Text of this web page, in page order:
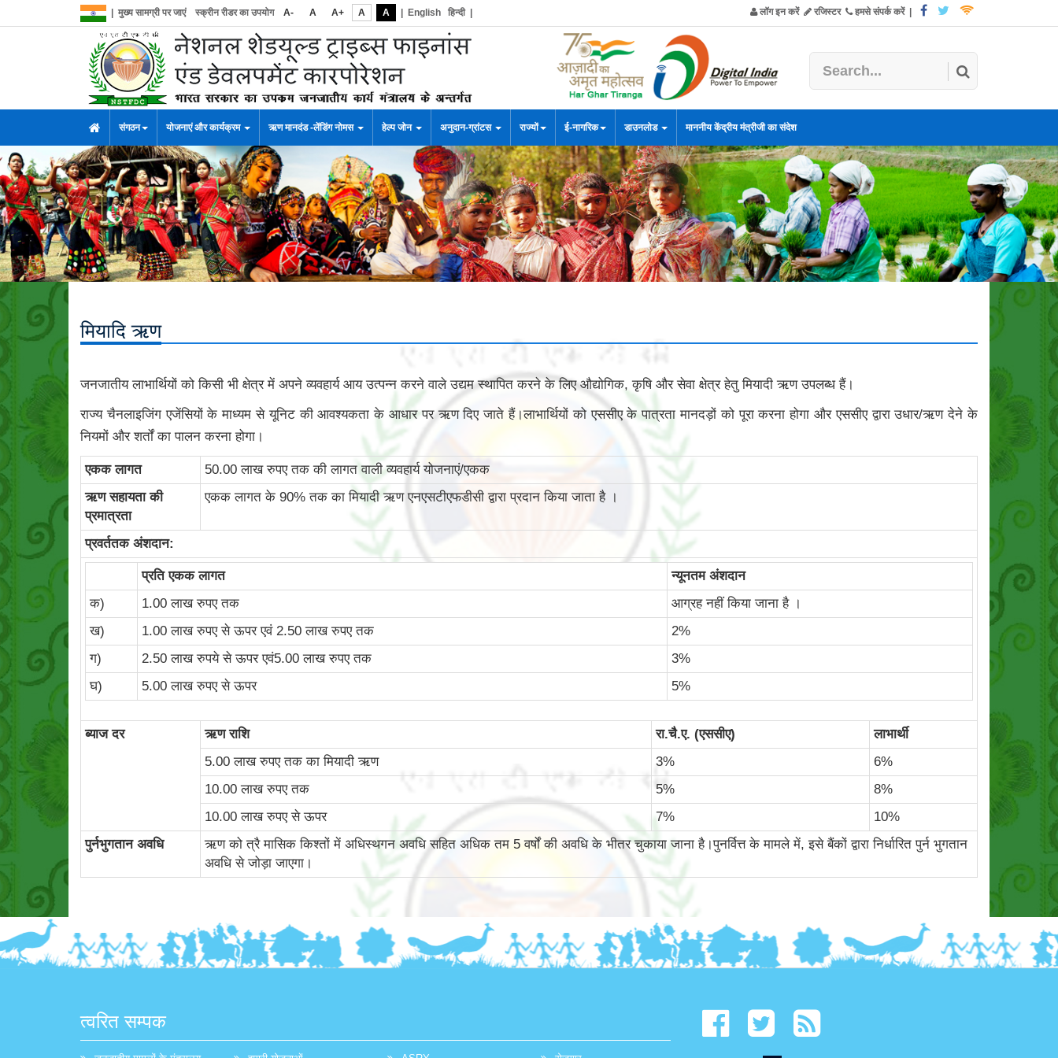
मुख्य सामग्री पर जाएं स्क्रीन रीडर का उपयोग A- A A+ A A English हिन्दी| लॉग इन करें रजिस्टर हमसे संपर्क करें|
संगठन योजनाएं और कार्यक्रम ऋण मानदंड -लेंडिंग नोमस हेल्प जोन अनुदान-ग्रांटस राज्यों ई-नागरिक डाउनलोड माननीय केंद्रीय मंत्रीजी का संदेश
मियादि ऋण
जनजातीय लाभार्थियों को किसी भी क्षेत्र में अपने व्यवहार्य आय उत्पन्न करने वाले उद्यम स्थापित करने के लिए औद्योगिक, कृषि और सेवा क्षेत्र हेतु मियादी ऋण उपलब्ध हैं।
राज्य चैनलाइजिंग एजेंसियों के माध्यम से यूनिट की आवश्यकता के आधार पर ऋण दिए जाते हैं।लाभार्थियों को एससीए के पात्रता मानदड़ों को पूरा करना होगा और एससीए द्वारा उधार/ऋण देने के
नियमों और शर्तों का पालन करना होगा।
एकक लागत
50.00 लाख रुपए तक की लागत वाली व्‍यवहार्य योजनाएं/एकक
ऋण सहायता की
प्रमात्रता
एकक लागत के 90% तक का मियादी ऋण एनएसटीएफडीसी द्वारा प्रदान किया जाता है ।
प्रवर्ततक अंशदान:
प्रति एकक लागत
न्‍यूनतम अंशदान
क)
1.00 लाख रुपए तक
आग्रह नहीं किया जाना है ।
ख)
1.00 लाख रुपए से ऊपर एवं 2.50 लाख रुपए तक
2%
ग)
2.50 लाख रुपये से ऊपर एवं5.00 लाख रुपए तक
3%
घ)
5.00 लाख रुपए से ऊपर 5%
ब्‍याज दर ऋण राशि रा.चै.ए. (एससीए)
लाभार्थी
5.00 लाख रुपए तक का मियादी ऋण
3%
6%
10.00 लाख रुपए तक
5%
8%
10.00 लाख रुपए से ऊपर
7%
10%
पुर्नभुगतान अवधि
ऋण को त्रै मासिक किश्तों में अधिस्थगन अवधि सहित अधिक तम 5 वर्षों की अवधि के भीतर चुकाया जाना है।पुनर्वित्त के मामले में, इसे बैंकों द्वारा निर्धारित पुर्न भुगतान
अवधि से जोड़ा जाएगा।
त्वरित सम्पक